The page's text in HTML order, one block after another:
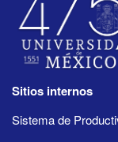
Sitios internos
Sistema de